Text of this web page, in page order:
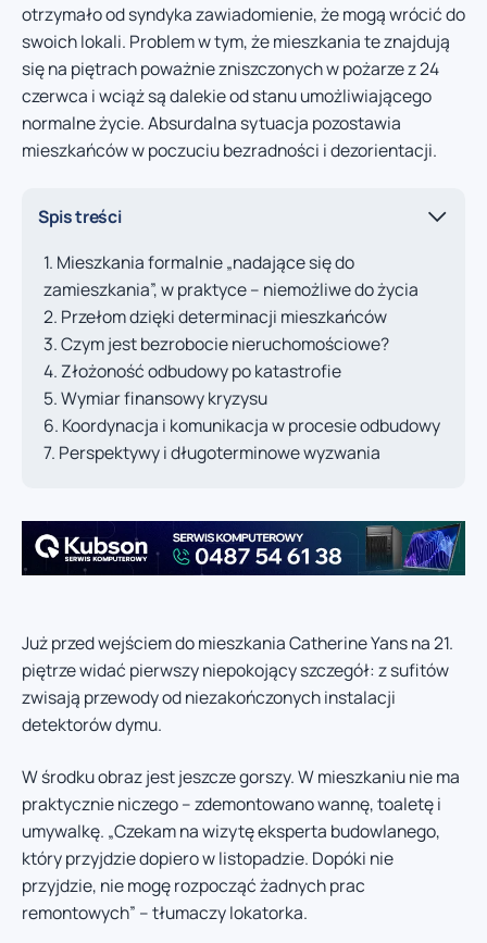
otrzymało od syndyka zawiadomienie, że mogą wrócić do
swoich lokali. Problem w tym, że mieszkania te znajdują
się na piętrach poważnie zniszczonych w pożarze z 24
czerwca i wciąż są dalekie od stanu umożliwiającego
normalne życie. Absurdalna sytuacja pozostawia
mieszkańców w poczuciu bezradności i dezorientacji.
Spis treści
Mieszkania formalnie „nadające się do
zamieszkania”, w praktyce – niemożliwe do życia
Przełom dzięki determinacji mieszkańców
Czym jest bezrobocie nieruchomościowe?
Złożoność odbudowy po katastrofie
Wymiar finansowy kryzysu
Koordynacja i komunikacja w procesie odbudowy
Perspektywy i długoterminowe wyzwania
Już przed wejściem do mieszkania Catherine Yans na 21.
piętrze widać pierwszy niepokojący szczegół: z sufitów
zwisają przewody od niezakończonych instalacji
detektorów dymu.
W środku obraz jest jeszcze gorszy. W mieszkaniu nie ma
praktycznie niczego – zdemontowano wannę, toaletę i
umywalkę. „Czekam na wizytę eksperta budowlanego,
który przyjdzie dopiero w listopadzie. Dopóki nie
przyjdzie, nie mogę rozpocząć żadnych prac
remontowych” – tłumaczy lokatorka.